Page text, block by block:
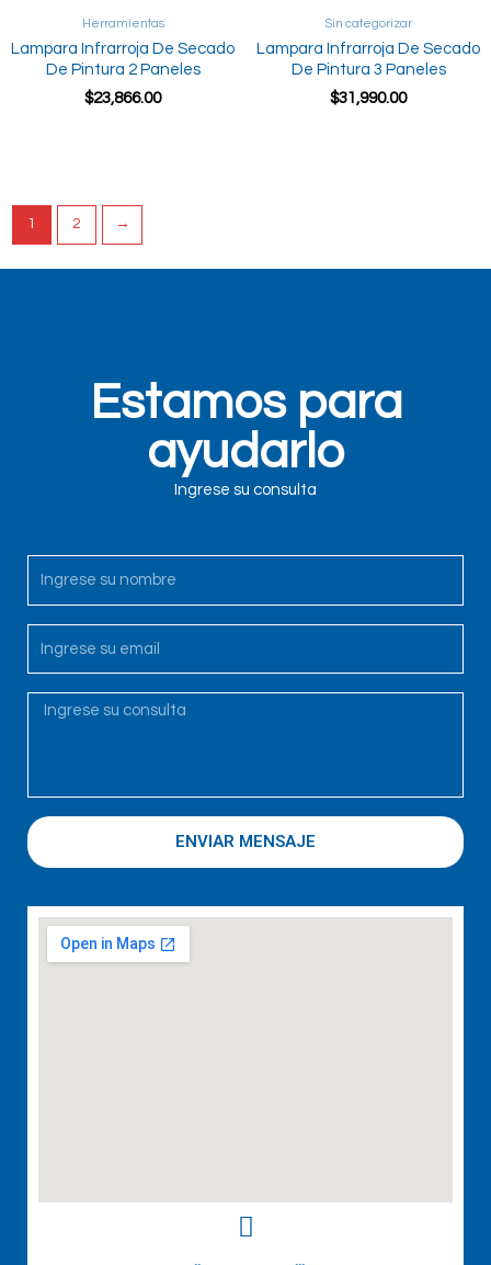
Herramientas
Lampara Infrarroja De Secado
De Pintura 2 Paneles
$23,866.00
Sin categorizar
Lampara Infrarroja De Secado
De Pintura 3 Paneles
$31,990.00
1 2 →
Estamos para
ayudarlo
Ingrese su consulta
ENVIAR MENSAJE